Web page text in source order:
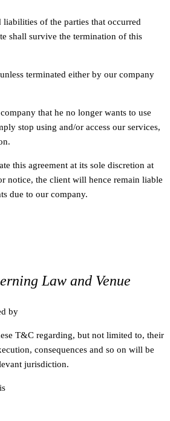
of the parties that occurred
shall survive the termination of this
terminated either by our company
that he no longer wants to use
stop using and/or access our services,
this agreement at its sole discretion at
notice, the client will hence remain liable
due to our company.
Law and Venue
by
T&C regarding, but not limited to, their
consequences and so on will be
jurisdiction.